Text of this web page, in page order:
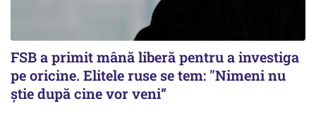
FSB a primit mână liberă pentru a investiga
pe oricine. Elitele ruse se tem: "Nimeni nu
știe după cine vor veni”